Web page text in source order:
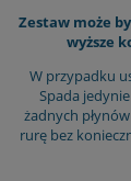
Zestaw może
wyższe
W przypadku
Spada
żadnych
rurę bez